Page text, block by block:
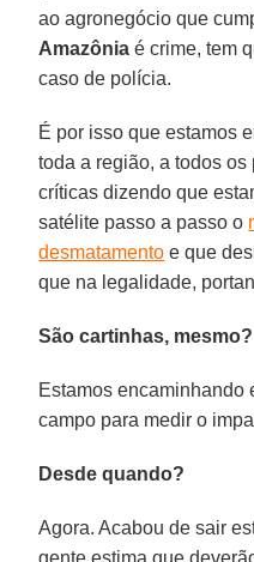
ao agronegócio que
Amazônia é crime, tem
caso de polícia.
É por isso que estamos
toda a região, a todos
críticas dizendo que
satélite passo a passo o
desmatamento e que
que na legalidade,
São cartinhas, mesmo?
Estamos encaminhando
campo para medir o
Desde quando?
Agora. Acabou de sair
gente estima que